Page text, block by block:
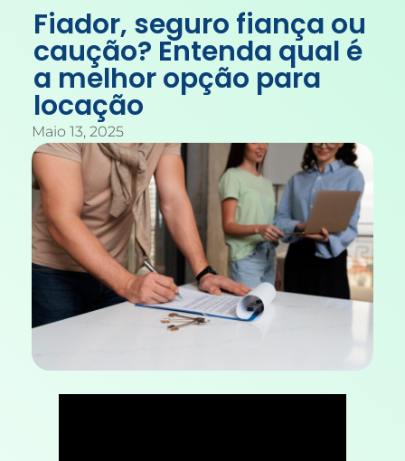
Fiador, seguro fiança ou
caução? Entenda qual é
a melhor opção para
locação
Maio 13, 2025